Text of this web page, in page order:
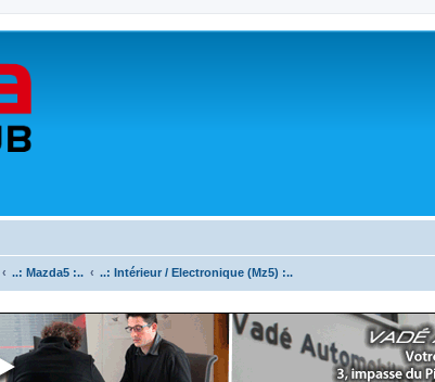
..: Mazda5 :.. ..: Intérieur / Electronique (Mz5) :..